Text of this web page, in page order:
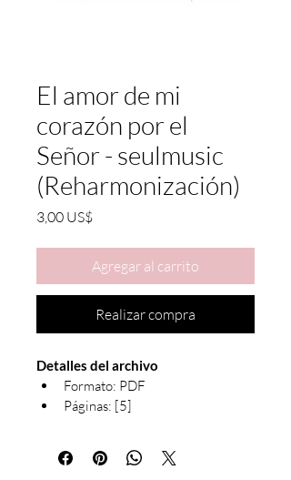
El amor de mi
corazón por el
Señor - seulmusic
(Reharmonización)
3,00 US$Precio
Agregar al carrito
Realizar compra
Detalles del archivo
Formato: PDF
Páginas: [5]
símbolos de acordes, arreglo
para piano.